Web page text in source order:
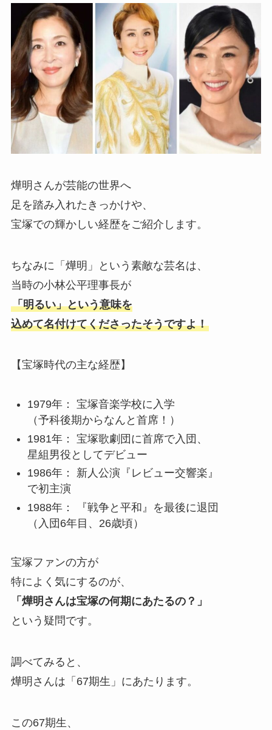
燁明さんが芸能の世界へ
足を踏み入れたきっかけや、
宝塚での輝かしい経歴をご紹介します。
ちなみに「燁明」という素敵な芸名は、
当時の小林公平理事長が
「明るい」という意味を
込めて名付けてくださったそうですよ！
【宝塚時代の主な経歴】
1979年： 宝塚音楽学校に入学
（予科後期からなんと首席！）
1981年： 宝塚歌劇団に首席で入団、
星組男役としてデビュー
1986年： 新人公演『レビュー交響楽』
で初主演
1988年： 『戦争と平和』を最後に退団
（入団6年目、26歳頃）
宝塚ファンの方が
特によく気にするのが、
「燁明さんは宝塚の何期にあたるの？」
という疑問です。
調べてみると、
燁明さんは「67期生」にあたります。
この67期生、